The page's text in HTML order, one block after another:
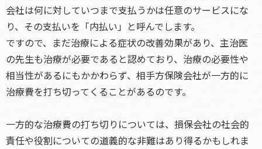
会社は何に対していつまで支払うかは任意のサービスにな
り、その支払いを「内払い」と呼んでします。
ですので、まだ治療による症状の改善効果があり、主治医
の先生も治療が必要であると認めており、治療の必要性や
相当性があるにもかかわらず、相手方保険会社が一方的に
治療費を打ち切ってくることがあるのです。
一方的な治療費の打ち切りについては、損保会社の社会的
責任や役割についての道義的な非難はあり得るかもしれま